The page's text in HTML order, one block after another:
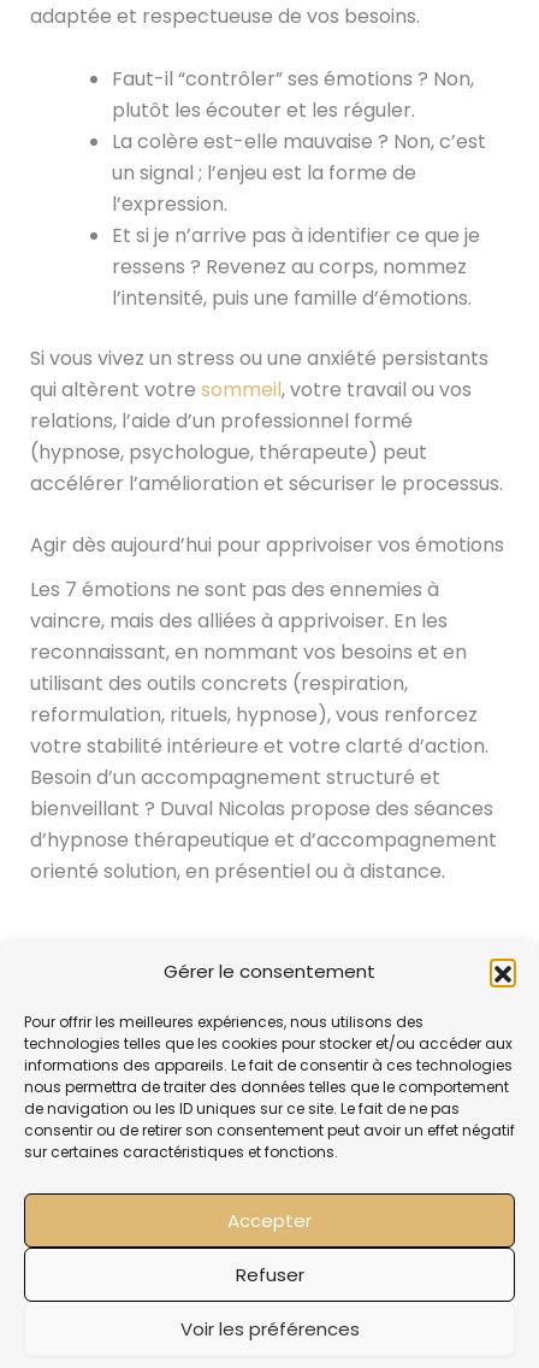
Gérer le consentement
Pour offrir les meilleures expériences, nous utilisons des
technologies telles que les cookies pour stocker et/ou accéder aux
informations des appareils. Le fait de consentir à ces technologies
nous permettra de traiter des données telles que le comportement
de navigation ou les ID uniques sur ce site. Le fait de ne pas
consentir ou de retirer son consentement peut avoir un effet négatif
sur certaines caractéristiques et fonctions.
Accepter
Refuser
Voir les préférences
adaptée et respectueuse de vos besoins.
Faut-il “contrôler” ses émotions ? Non,
plutôt les écouter et les réguler.
La colère est-elle mauvaise ? Non, c’est
un signal ; l’enjeu est la forme de
l’expression.
Et si je n’arrive pas à identifier ce que je
ressens ? Revenez au corps, nommez
l’intensité, puis une famille d’émotions.
Si vous vivez un stress ou une anxiété persistants
qui altèrent votre sommeil, votre travail ou vos
relations, l’aide d’un professionnel formé
(hypnose, psychologue, thérapeute) peut
accélérer l’amélioration et sécuriser le processus.
Agir dès aujourd’hui pour apprivoiser vos émotions
Les 7 émotions ne sont pas des ennemies à
vaincre, mais des alliées à apprivoiser. En les
reconnaissant, en nommant vos besoins et en
utilisant des outils concrets (respiration,
reformulation, rituels, hypnose), vous renforcez
votre stabilité intérieure et votre clarté d’action.
Besoin d’un accompagnement structuré et
bienveillant ? Duval Nicolas propose des séances
d’hypnose thérapeutique et d’accompagnement
orienté solution, en présentiel ou à distance.
SUIVANT
Mentions légales
Politique de confidentialité
Copyright 2024 Nicolas Duval